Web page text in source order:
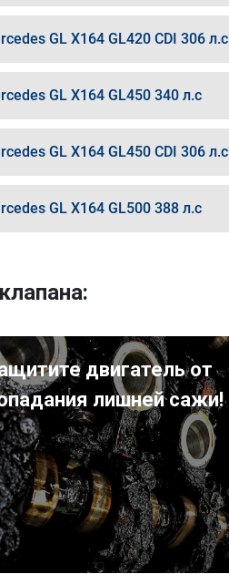
GL X164 GL420 CDI 306 л.с
GL X164 GL450 340 л.с
GL X164 GL450 CDI 306 л.с
GL X164 GL500 388 л.с
двигатель от
лишней сажи!